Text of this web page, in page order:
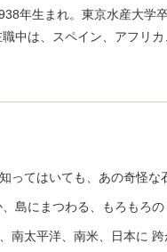
年生まれ。東京水産大学
中は、スペイン、アフリ
ってはいても、あの奇怪な
島にまつわる、もろもろ
南太平洋、南米、日本に